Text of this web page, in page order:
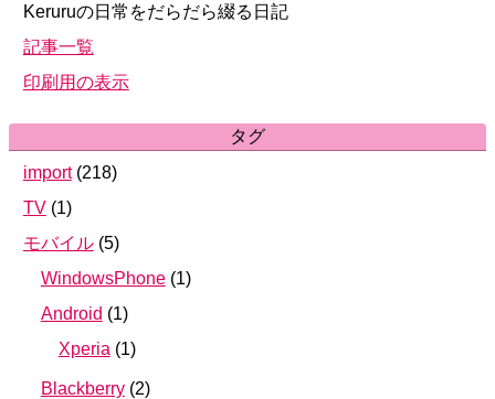
Keruruの日常をだらだら綴る日記
記事一覧
印刷用の表示
タグ
import (218)
TV (1)
モバイル (5)
WindowsPhone (1)
Android (1)
Xperia (1)
Blackberry (2)